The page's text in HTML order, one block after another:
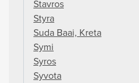
Stavros
Styra
Suda Baai, Kreta
Symi
Syros
Syvota